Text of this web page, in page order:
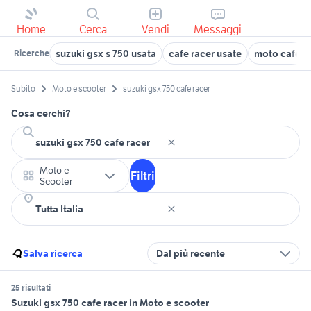
Home Cerca Vendi Messaggi
Ricerche suzuki gsx s 750 usata cafe racer usate moto cafe
Subito Moto e scooter suzuki gsx 750 cafe racer
Cosa cerchi?
Moto e
Scooter
Filtri
Salva ricerca Dal più recente
25 risultati
Suzuki gsx 750 cafe racer in Moto e scooter